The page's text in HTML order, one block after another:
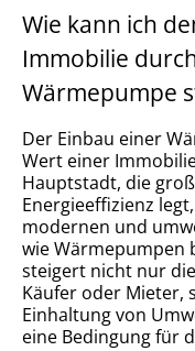
Wie kann ich
Immobilie
Wärmepumpe
Der Einbau einer
Wert einer
Hauptstadt, die
Energieeffizienz
modernen und
wie Wärmepumpen
steigert nicht nur
Käufer oder Mieter,
Einhaltung von
eine Bedingung für